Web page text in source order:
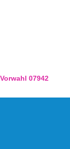
Vorwahl 07942